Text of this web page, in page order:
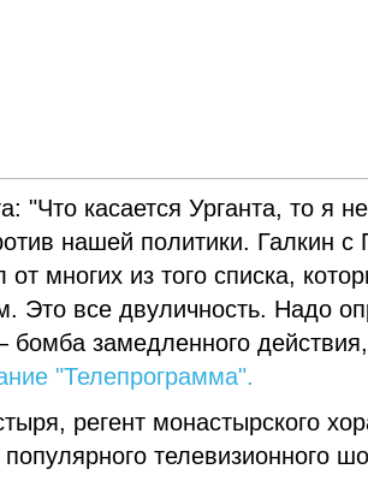
"Что касается Урганта, то я
нашей политики. Галкин с
многих из того списка,
все двуличность. Надо
замедленного
"Телепрограмма".
регент монастырского
телевизионного